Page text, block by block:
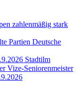
zahlenmäßig stark
Partien Deutsche
Stadtilm
Vize-Seniorenmeister